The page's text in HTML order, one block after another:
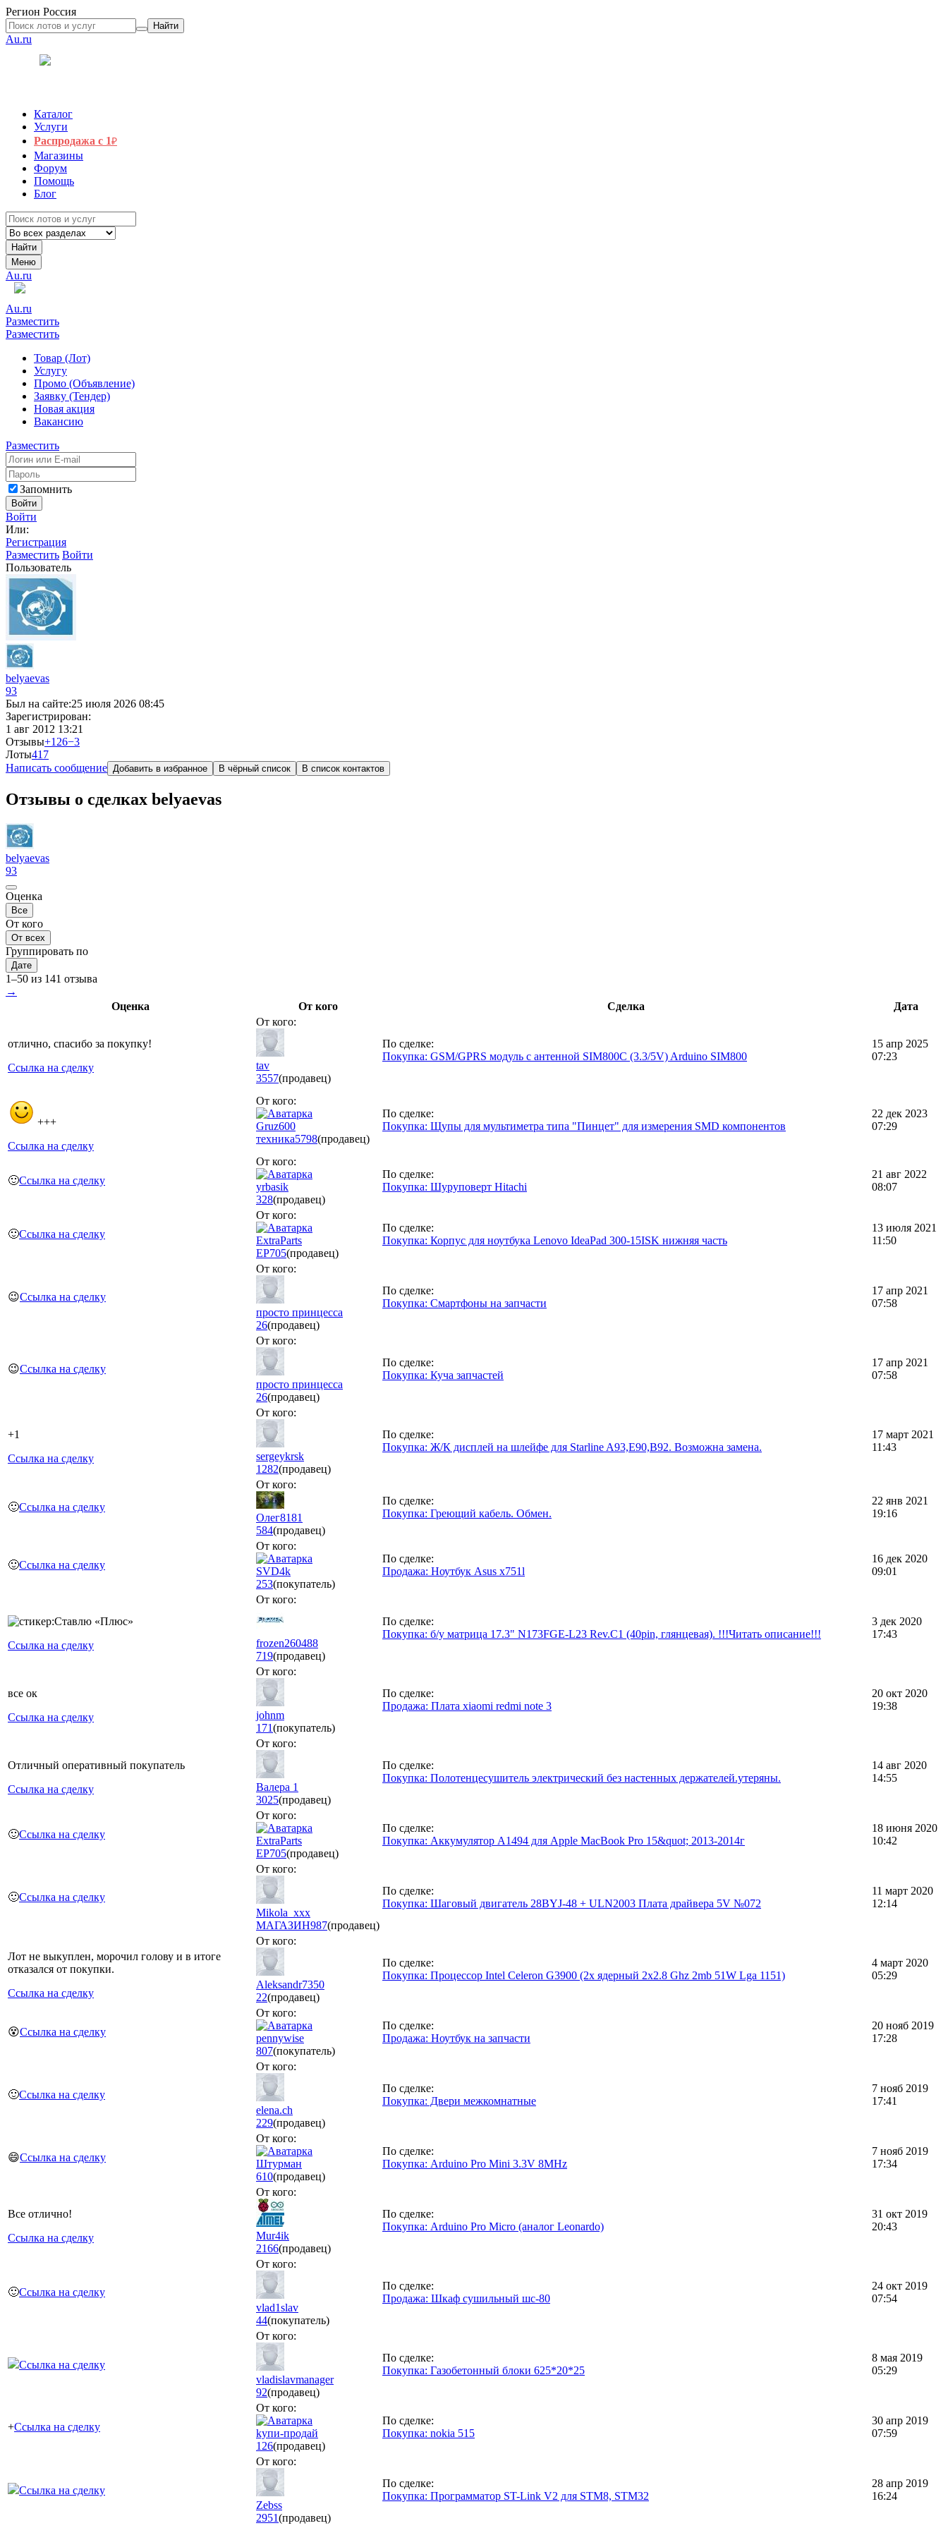
Регион Россия
Найти
Au.ru
Каталог
Услуги
Распродажа с 1₽
Магазины
Форум
Помощь
Блог
Найти
Меню
Au.ru
Au.ru
Разместить
Разместить
Товар (Лот)
Услугу
Промо (Объявление)
Заявку (Тендер)
Новая акция
Вакансию
Разместить
Запомнить
Войти
Войти
Или:
Регистрация
Разместить Войти
Пользователь
belyaevas
93
Был на сайте:25 июля 2026 08:45
Зарегистрирован:
1 авг 2012 13:21
Отзывы+126−3
Лоты417
Написать сообщение Добавить в избранное В чёрный список В список контактов
Отзывы о сделках belyaevas
belyaevas
93
Оценка
Все
От кого
От всех
Группировать по
Дате
1–50 из 141 отзыва
→
Оценка
От кого Сделка Дата
отлично, спасибо за покупку!
Ссылка на сделку
От кого:
tav
3557(продавец)
По сделке:
Покупка: GSM/GPRS модуль с антенной SIM800C (3.3/5V) Arduino SIM800
15 апр 2025
07:23
+++
Ссылка на сделку
От кого:
Gruz600
техника5798(продавец)
По сделке:
Покупка: Щупы для мультиметра типа "Пинцет" для измерения SMD компонентов
22 дек 2023
07:29
🙂Ссылка на сделку
От кого:
yrbasik
328(продавец)
По сделке:
Покупка: Шуруповерт Hitachi
21 авг 2022
08:07
🙂Ссылка на сделку
От кого:
ExtraParts
EP705(продавец)
По сделке:
Покупка: Корпус для ноутбука Lenovo IdeaPad 300-15ISK нижняя часть
13 июля 2021
11:50
😉Ссылка на сделку
От кого:
просто принцесса
26(продавец)
По сделке:
Покупка: Смартфоны на запчасти
17 апр 2021
07:58
😉Ссылка на сделку
От кого:
просто принцесса
26(продавец)
По сделке:
Покупка: Куча запчастей
17 апр 2021
07:58
+1
Ссылка на сделку
От кого:
sergeykrsk
1282(продавец)
По сделке:
Покупка: Ж/К дисплей на шлейфе для Starline A93,E90,B92. Возможна замена.
17 март 2021
11:43
🙂Ссылка на сделку
От кого:
Олег8181
584(продавец)
По сделке:
Покупка: Греющий кабель. Обмен.
22 янв 2021
19:16
🙂Ссылка на сделку
От кого:
SVD4k
253(покупатель)
По сделке:
Продажа: Ноутбук Asus x751l
16 дек 2020
09:01
Ссылка на сделку
От кого:
frozen260488
719(продавец)
По сделке:
Покупка: б/у матрица 17.3" N173FGE-L23 Rev.C1 (40pin, глянцевая). !!!Читать описание!!!
3 дек 2020
17:43
все ок
Ссылка на сделку
От кого:
johnm
171(покупатель)
По сделке:
Продажа: Плата xiaomi redmi note 3
20 окт 2020
19:38
Отличный оперативный покупатель
Ссылка на сделку
От кого:
Валера 1
3025(продавец)
По сделке:
Покупка: Полотенцесушитель электрический без настенных держателей.утеряны.
14 авг 2020
14:55
🙂Ссылка на сделку
От кого:
ExtraParts
EP705(продавец)
По сделке:
Покупка: Аккумулятор A1494 для Apple MacBook Pro 15&quot; 2013-2014г
18 июня 2020
10:42
🙂Ссылка на сделку
От кого:
Mikola_xxx
МАГАЗИН987(продавец)
По сделке:
Покупка: Шаговый двигатель 28BYJ-48 + ULN2003 Плата драйвера 5V №072
11 март 2020
12:14
Лот не выкуплен, морочил голову и в итоге
отказался от покупки.
Ссылка на сделку
От кого:
Aleksandr7350
22(продавец)
По сделке:
Покупка: Процессор Intel Celeron G3900 (2х ядерный 2x2.8 Ghz 2mb 51W Lga 1151)
4 март 2020
05:29
😵Ссылка на сделку
От кого:
pennywise
807(покупатель)
По сделке:
Продажа: Ноутбук на запчасти
20 нояб 2019
17:28
🙂Ссылка на сделку
От кого:
elena.ch
229(продавец)
По сделке:
Покупка: Двери межкомнатные
7 нояб 2019
17:41
😄Ссылка на сделку
От кого:
Штурман
610(продавец)
По сделке:
Покупка: Arduino Pro Mini 3.3V 8MHz
7 нояб 2019
17:34
Все отлично!
Ссылка на сделку
От кого:
Mur4ik
2166(продавец)
По сделке:
Покупка: Arduino Pro Micro (аналог Leonardo)
31 окт 2019
20:43
🙂Ссылка на сделку
От кого:
vlad1slav
44(покупатель)
По сделке:
Продажа: Шкаф сушильный шс-80
24 окт 2019
07:54
Ссылка на сделку
От кого:
vladislavmanager
92(продавец)
По сделке:
Покупка: Газобетонный блоки 625*20*25
8 мая 2019
05:29
+Ссылка на сделку
От кого:
kyпи-продай
126(продавец)
По сделке:
Покупка: nokia 515
30 апр 2019
07:59
Ссылка на сделку
От кого:
Zebss
2951(продавец)
По сделке:
Покупка: Программатор ST-Link V2 для STM8, STM32
28 апр 2019
16:24